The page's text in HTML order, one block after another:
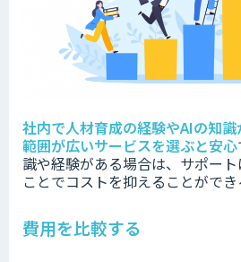
社内で人材育成の経験やAIの知
範囲が広いサービスを選ぶと安心
識や経験がある場合は、サポー
ことでコストを抑えることができ
費用を比較する